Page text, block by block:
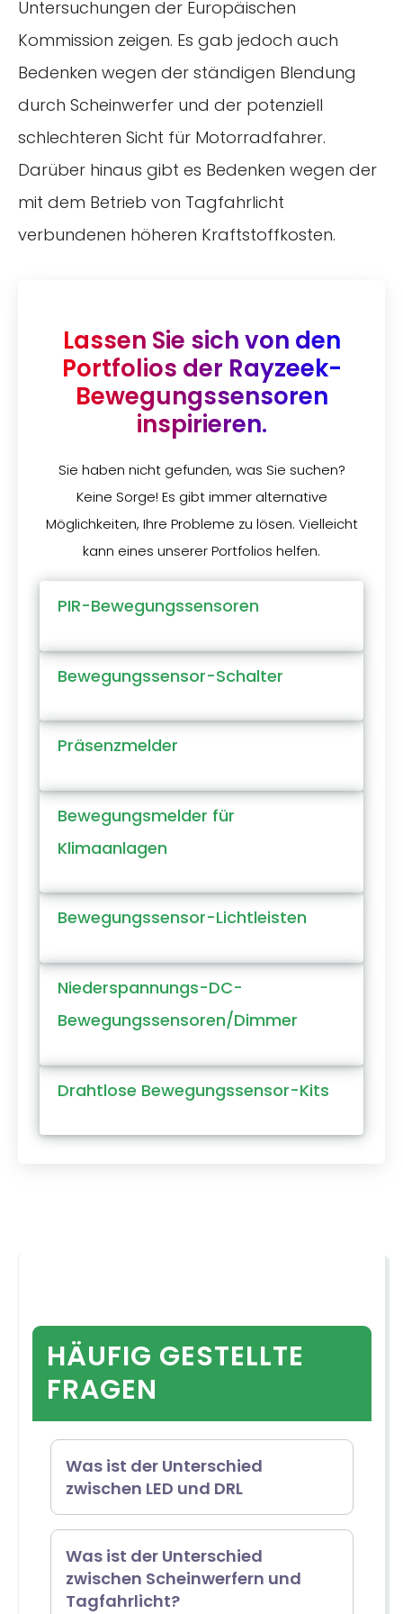
Untersuchungen der Europäischen
Kommission zeigen. Es gab jedoch auch
Bedenken wegen der ständigen Blendung
durch Scheinwerfer und der potenziell
schlechteren Sicht für Motorradfahrer.
Darüber hinaus gibt es Bedenken wegen der
mit dem Betrieb von Tagfahrlicht
verbundenen höheren Kraftstoffkosten.
Lassen Sie sich von den
Portfolios der Rayzeek-
Bewegungssensoren
inspirieren.
Sie haben nicht gefunden, was Sie suchen?
Keine Sorge! Es gibt immer alternative
Möglichkeiten, Ihre Probleme zu lösen. Vielleicht
kann eines unserer Portfolios helfen.
PIR-Bewegungssensoren
Bewegungssensor-Schalter
Präsenzmelder
Bewegungsmelder für
Klimaanlagen
Bewegungssensor-Lichtleisten
Niederspannungs-DC-
Bewegungssensoren/Dimmer
Drahtlose Bewegungssensor-Kits
HÄUFIG GESTELLTE
FRAGEN
Was ist der Unterschied
zwischen LED und DRL
Der Unterschied zwischen LED-
und DRL-Leuchten
Was ist der Unterschied
zwischen Scheinwerfern und
Tagfahrlicht?